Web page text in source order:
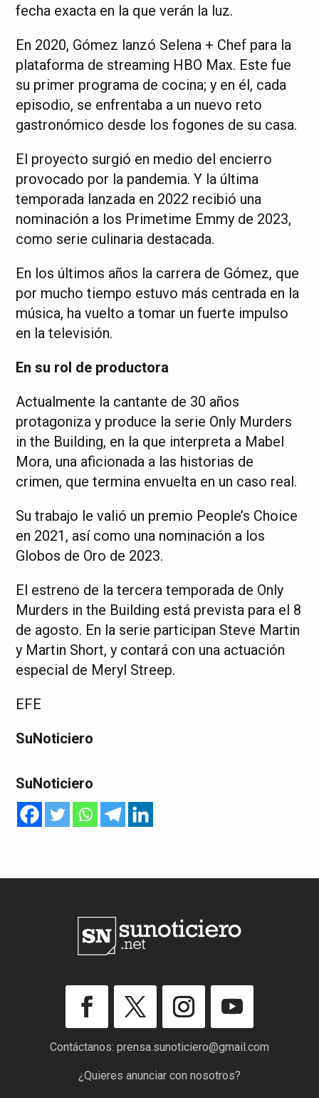
fecha exacta en la que verán la luz.
En 2020, Gómez lanzó Selena + Chef para la
plataforma de streaming HBO Max. Este fue
su primer programa de cocina; y en él, cada
episodio, se enfrentaba a un nuevo reto
gastronómico desde los fogones de su casa.
El proyecto surgió en medio del encierro
provocado por la pandemia. Y la última
temporada lanzada en 2022 recibió una
nominación a los Primetime Emmy de 2023,
como serie culinaria destacada.
En los últimos años la carrera de Gómez, que
por mucho tiempo estuvo más centrada en la
música, ha vuelto a tomar un fuerte impulso
en la televisión.
En su rol de productora
Actualmente la cantante de 30 años
protagoniza y produce la serie Only Murders
in the Building, en la que interpreta a Mabel
Mora, una aficionada a las historias de
crimen, que termina envuelta en un caso real.
Su trabajo le valió un premio People’s Choice
en 2021, así como una nominación a los
Globos de Oro de 2023.
El estreno de la tercera temporada de Only
Murders in the Building está prevista para el 8
de agosto. En la serie participan Steve Martin
y Martin Short, y contará con una actuación
especial de Meryl Streep.
EFE
SuNoticiero
SuNoticiero
Contáctanos: prensa.sunoticiero@gmail.com
¿Quieres anunciar con nosotros?